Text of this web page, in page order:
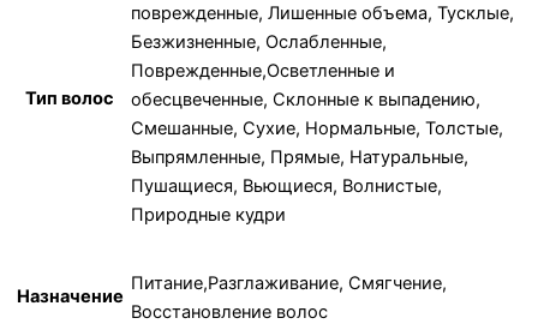
Тип волос
поврежденные, Лишенные объема, Тусклые,
Безжизненные, Ослабленные,
Поврежденные,Осветленные и
обесцвеченные, Склонные к выпадению,
Смешанные, Сухие, Нормальные, Толстые,
Выпрямленные, Прямые, Натуральные,
Пушащиеся, Вьющиеся, Волнистые,
Природные кудри
Назначение
Питание,Разглаживание, Смягчение,
Восстановление волос